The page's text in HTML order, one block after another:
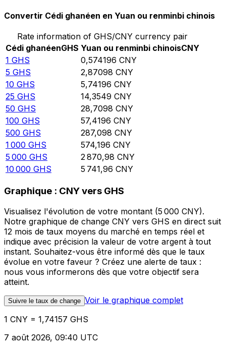
Convertir Cédi ghanéen en Yuan ou renminbi chinois
Rate information of GHS/CNY currency pair
Cédi ghanéenGHS Yuan ou renminbi chinoisCNY
1 GHS 0,574196 CNY
5 GHS 2,87098 CNY
10 GHS 5,74196 CNY
25 GHS 14,3549 CNY
50 GHS 28,7098 CNY
100 GHS 57,4196 CNY
500 GHS 287,098 CNY
1 000 GHS 574,196 CNY
5 000 GHS 2 870,98 CNY
10 000 GHS 5 741,96 CNY
Graphique : CNY vers GHS
Visualisez l'évolution de votre montant (5 000 CNY).
Notre graphique de change CNY vers GHS en direct suit
12 mois de taux moyens du marché en temps réel et
indique avec précision la valeur de votre argent à tout
instant. Souhaitez-vous être informé dès que le taux
évolue en votre faveur ? Créez une alerte de taux :
nous vous informerons dès que votre objectif sera
atteint.
Suivre le taux de change Voir le graphique complet
1 CNY = 1,74157 GHS
7 août 2026, 09:40 UTC